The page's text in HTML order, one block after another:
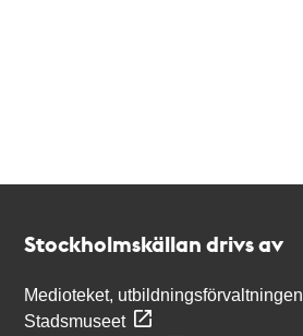
Stockholmskällan drivs av
Medioteket, utbildningsförvaltningen
Stadsmuseet